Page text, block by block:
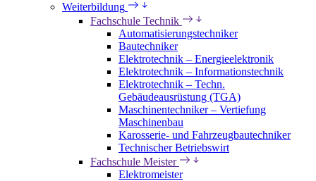
Weiterbildung
Fachschule Technik
Automatisierungstechniker
Bautechniker
Elektrotechnik – Energieelektronik
Elektrotechnik – Informationstechnik
Elektrotechnik – Techn.
Gebäudeausrüstung (TGA)
Maschinentechniker – Vertiefung
Maschinenbau
Karosserie- und Fahrzeugbautechniker
Technischer Betriebswirt
Fachschule Meister
Elektromeister